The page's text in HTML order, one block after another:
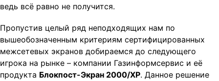
ведь всё равно не получится.
Пропустив целый ряд неподходящих нам по
вышеобозначенным критериям сертифицированных
межсетевых экранов добираемся до следующего
игрока на рынке – компании Газинформсервис и её
продукта Блокпост-Экран 2000/ХР. Данное решение